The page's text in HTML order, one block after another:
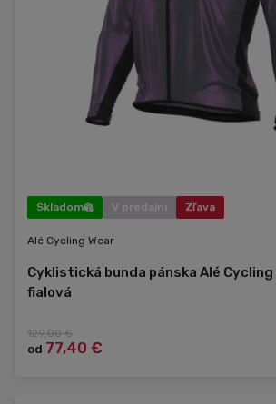
Skladom V predajni Zľava
Alé Cycling Wear
Cyklistická bunda pánska Alé
fialová
129,00 €
od 77,40 €